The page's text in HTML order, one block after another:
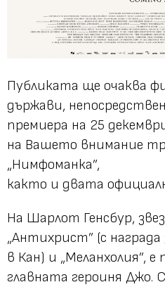
Публиката ще очаква
държави,
премиера на 25
на Вашето внимание
„Нимфоманка”,
както и двата
На Шарлот Генсбур,
„Антихрист” (с
в Кан) и „Меланхолия”,
главната героиня